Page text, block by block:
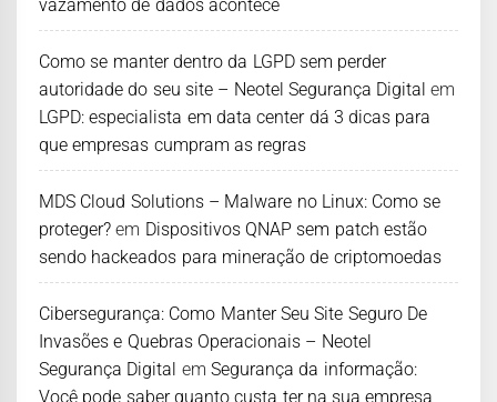
vazamento de dados acontece
Como se manter dentro da LGPD sem perder
autoridade do seu site – Neotel Segurança Digital em
LGPD: especialista em data center dá 3 dicas para
que empresas cumpram as regras
MDS Cloud Solutions – Malware no Linux: Como se
proteger? em Dispositivos QNAP sem patch estão
sendo hackeados para mineração de criptomoedas
Cibersegurança: Como Manter Seu Site Seguro De
Invasões e Quebras Operacionais – Neotel
Segurança Digital em Segurança da informação:
Você pode saber quanto custa ter na sua empresa,